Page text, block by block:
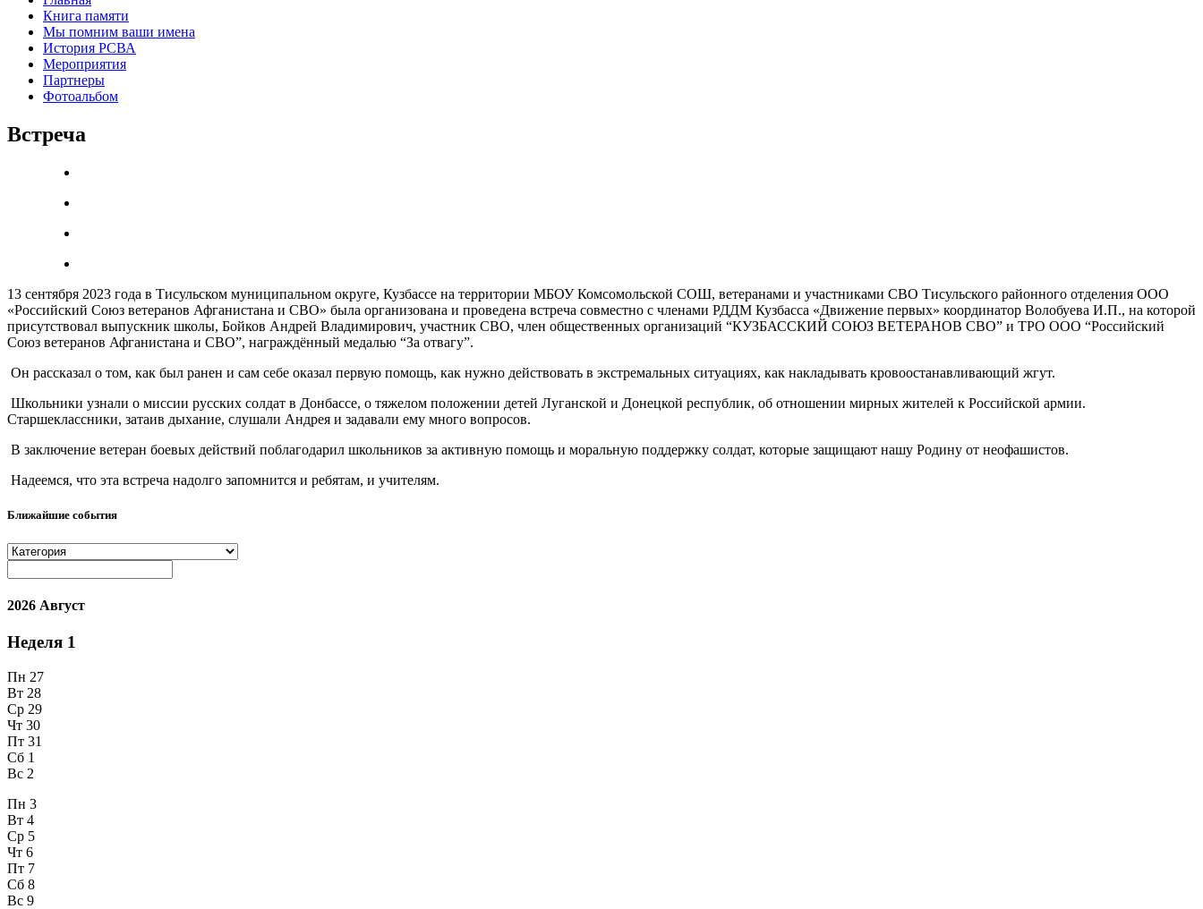
Книга памяти
Мы помним ваши имена
История РСВА
Мероприятия
Партнеры
Фотоальбом
Встреча
13 сентября 2023 года в Тисульском муниципальном округе, Кузбассе на территории МБОУ Комсомольской СОШ, ветеранами и участниками СВО Тисульского районного отделения ООО
«Российский Союз ветеранов Афганистана и СВО» была организована и проведена встреча совместно с членами РДДМ Кузбасса «Движение первых» координатор Волобуева И.П., на которой
присутствовал выпускник школы, Бойков Андрей Владимирович, участник СВО, член общественных организаций “КУЗБАССКИЙ СОЮЗ ВЕТЕРАНОВ СВО” и ТРО ООО “Российский
Союз ветеранов Афганистана и СВО”, награждённый медалью “За отвагу”.
Он рассказал о том, как был ранен и сам себе оказал первую помощь, как нужно действовать в экстремальных ситуациях, как накладывать кровоостанавливающий жгут.
Школьники узнали о миссии русских солдат в Донбассе, о тяжелом положении детей Луганской и Донецкой республик, об отношении мирных жителей к Российской армии.
Старшеклассники, затаив дыхание, слушали Андрея и задавали ему много вопросов.
В заключение ветеран боевых действий поблагодарил школьников за активную помощь и моральную поддержку солдат, которые защищают нашу Родину от неофашистов.
Надеемся, что эта встреча надолго запомнится и ребятам, и учителям.
Ближайшие события
2026 Август
Неделя 1
Пн 27
Вт 28
Ср 29
Чт 30
Пт 31
Сб 1
Вс 2
Пн 3
Вт 4
Ср 5
Чт 6
Пт 7
Сб 8
Вс 9